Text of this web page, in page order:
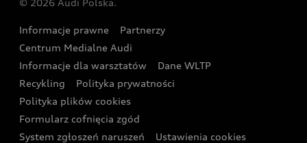
Wyszukaj najbliższego Partnera Audi
Oferta dla przedsiębiorców
Oferta dla klientów prywatnych
Kalkulator rat
Ubezpieczenie
Zasięg
Gwarancja
Akcje serwisowe Audi
Katalog online akcesoriów
Audi i Muzeum Sztuki Nowoczesnej w Warszawie
Audi driving experience
Audi quattro Cup
Audi i Puchar Świata w Skokach Narciarskich w
© 2026 Audi Polska.
Informacje prawne
Partnerzy
Centrum Medialne Audi
Informacje dla warsztatów
Dane WLTP
Recykling
Polityka prywatności
Polityka plików cookies
Formularz cofnięcia zgód
System zgłoszeń naruszeń
Ustawienia cookies